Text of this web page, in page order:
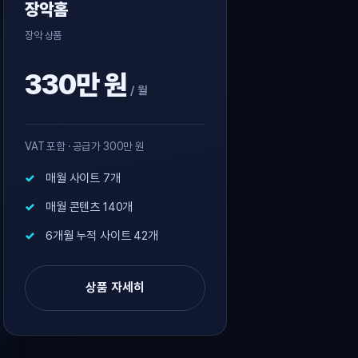
장악홈
장악 상품
330만 원 / 월
VAT 포함 · 공급가 300만 원
매월 사이트 7개
매월 콘텐츠 140개
6개월 누적 사이트 42개
상품 자세히